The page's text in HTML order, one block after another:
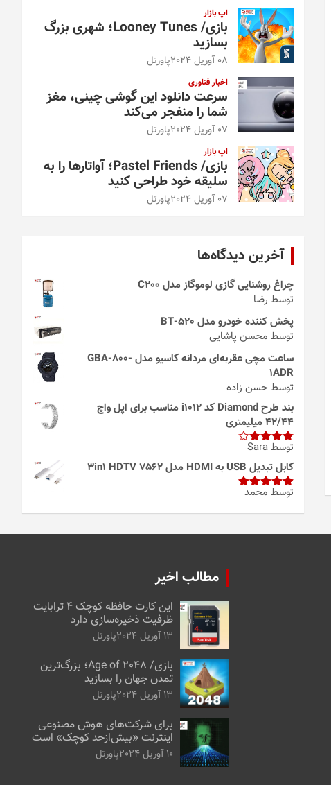
اپ بازار
بازی/ Looney Tunes؛ شهری بزرگ
بسازید
08 آوریل 2024 پاورتل
اخبار فناوری
سرعت دانلود این گوشی چینی، مغز
شما را منفجر می‌کند
07 آوریل 2024 پاورتل
اپ بازار
بازی/ Pastel Friends؛ آواتارها را به
سلیقه خود طراحی کنید
07 آوریل 2024 پاورتل
آخرین دیدگاه‌ها
چراغ روشنایی گازی لوموگاز مدل C200
توسط رضا
پخش کننده خودرو مدل 520-BT
توسط محسن پاشایی
ساعت مچی عقربه‌ای مردانه کاسیو مدل GBA-800-
1ADR
توسط حسن زاده
بند طرح Diamond کد i1012 مناسب برای اپل واچ
42/44 میلیمتری
امتیاز4
از 5
توسط Sara
کابل تبدیل USB به HDMI مدل 3in1 HDTV 7562
امتیاز5از
توسط محمد
مطالب اخیر
این کارت حافظه کوچک ۴ ترابایت
ظرفیت ذخیره‌سازی دارد
13 آوریل 2024 پاورتل
بازی/ Age of 2048؛ بزرگ‌ترین
تمدن جهان را بسازید
13 آوریل 2024 پاورتل
برای شرکت‌های هوش مصنوعی
اینترنت «بیش‌از‌حد کوچک» است
10 آوریل 2024 پاورتل